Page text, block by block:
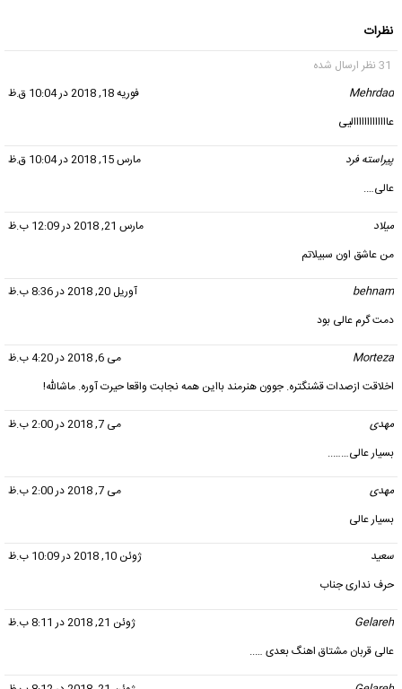
نظرات
31 نظر ارسال شده
Mehrdad
فوریه 18, 2018 در 10:04 ق.ظ
عااااااااااااالیی
پیراسته فرد
مارس 15, 2018 در 10:04 ق.ظ
عالی….
میلاد
مارس 21, 2018 در 12:09 ب.ظ
من عاشق اون سبیلاتم
behnam
آوریل 20, 2018 در 8:36 ب.ظ
دمت گرم عالی بود
Morteza
می 6, 2018 در 4:20 ب.ظ
اخلاقت ازصدات قشنگتره. جوون هنرمند بااین همه نجابت واقعا حیرت آوره. ماشالله!
مهدی
می 7, 2018 در 2:00 ب.ظ
بسیار عالی……..
مهدی
می 7, 2018 در 2:00 ب.ظ
بسیار عالی
سعید
ژوئن 10, 2018 در 10:09 ب.ظ
حرف نداری جناب
Gelareh
ژوئن 21, 2018 در 8:11 ب.ظ
عالی قربان مشتاق اهنگ بعدی …..